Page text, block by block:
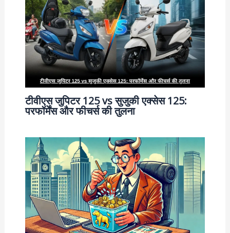
टीवीएस जुपिटर 125 vs सुजुकी एक्सेस 125:
परफॉर्मेंस और फीचर्स की तुलना